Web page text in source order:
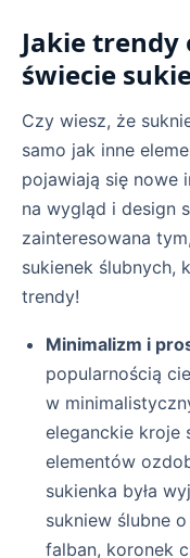
Jakie
świecie
Czy wiesz, że
samo jak inne
pojawiają się nowe
na wygląd i design
zainteresowana
sukienek ślubnych,
trendy!
Minimalizm i
popularnością
w
eleganckie kroje
elementów
sukienka była
sukniew ślubne
falban, koronek